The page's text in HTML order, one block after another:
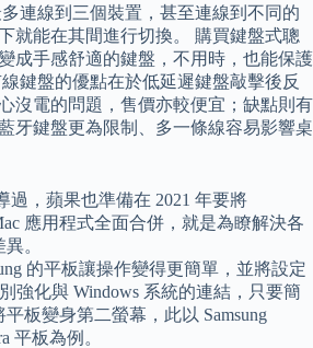
連線到三個裝置，甚至連線到不同的
就能在其間進行切換。 購買鍵盤式聰
成手感舒適的鍵盤，不用時，也能保護
鍵盤的優點在於低延遲鍵盤敲擊後反
沒電的問題，售價亦較便宜；缺點則有
牙鍵盤更為限制、多一條線容易影響桌
過，蘋果也準備在 2021 年要將
應用程式全面合併，就是為瞭解決各
。
的平板讓操作變得更簡單，並將設定
強化與 Windows 系統的連結，只要簡
板變身第二螢幕，此以 Samsung
平板為例。